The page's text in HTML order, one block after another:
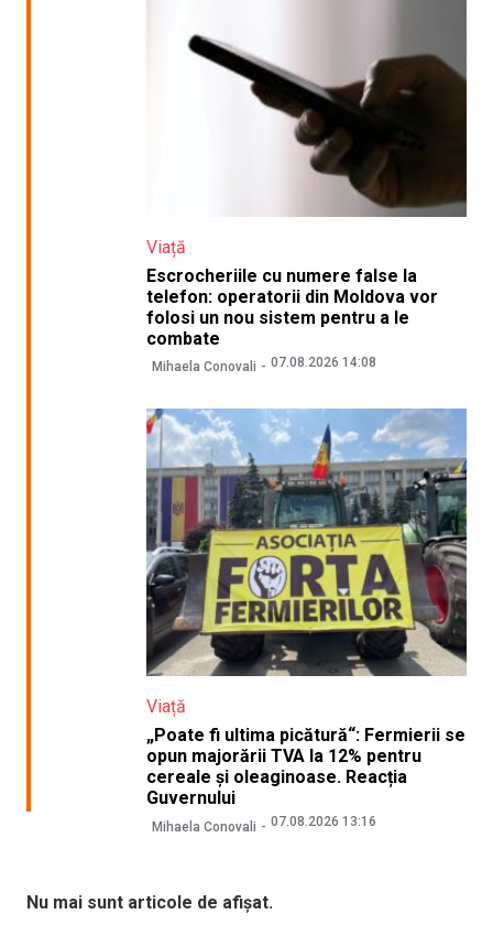
Viață
Escrocheriile cu numere false la
telefon: operatorii din Moldova vor
folosi un nou sistem pentru a le
combate
Mihaela Conovali 07.08.2026 14:08
Viață
„Poate fi ultima picătură“: Fermierii se
opun majorării TVA la 12% pentru
cereale și oleaginoase. Reacția
Guvernului
Mihaela Conovali 07.08.2026 13:16
Nu mai sunt articole de afișat.